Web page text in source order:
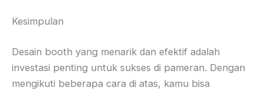
Kesimpulan
Desain booth yang menarik dan efektif adalah
investasi penting untuk sukses di pameran. Dengan
mengikuti beberapa cara di atas, kamu bisa